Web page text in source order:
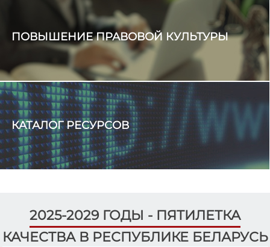
ПОВЫШЕНИЕ ПРАВОВОЙ КУЛЬТУРЫ
КАТАЛОГ РЕСУРСОВ
2025-2029 ГОДЫ - ПЯТИЛЕТКА
КАЧЕСТВА В РЕСПУБЛИКЕ БЕЛАРУСЬ